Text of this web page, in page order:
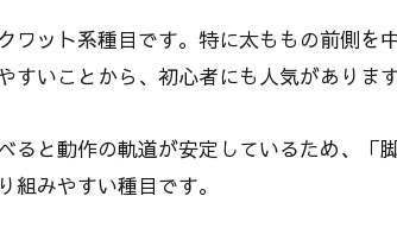
ワット系種目です。特に太ももの前側を
いことから、初心者にも人気があります
ると動作の軌道が安定しているため、「
みやすい種目です。